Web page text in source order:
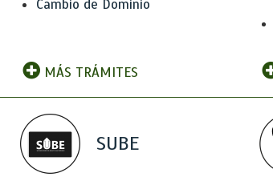
Cambio de Dominio
MÁS TRÁMITES
SUBE